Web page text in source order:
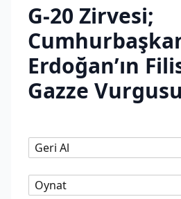
G-20 Zirvesi;
Erdoğan’ın
Gazze Vurgusu
Geri Al
Oynat